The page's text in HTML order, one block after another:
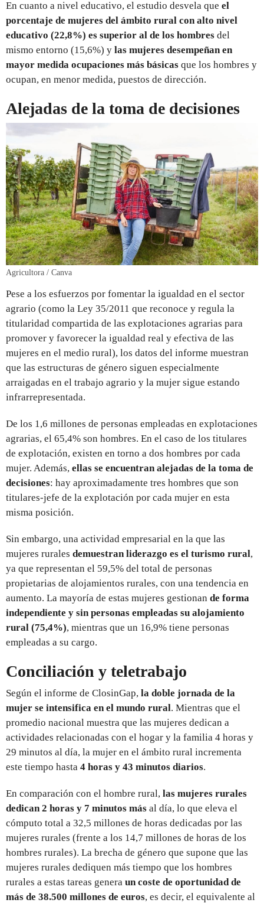
En cuanto a nivel educativo, el estudio desvela que el
porcentaje de mujeres del ámbito rural con alto nivel
educativo (22,8%) es superior al de los hombres del
mismo entorno (15,6%) y las mujeres desempeñan en
mayor medida ocupaciones más básicas que los hombres y
ocupan, en menor medida, puestos de dirección.
Alejadas de la toma de decisiones
Agricultora / Canva
Pese a los esfuerzos por fomentar la igualdad en el sector
agrario (como la Ley 35/2011 que reconoce y regula la
titularidad compartida de las explotaciones agrarias para
promover y favorecer la igualdad real y efectiva de las
mujeres en el medio rural), los datos del informe muestran
que las estructuras de género siguen especialmente
arraigadas en el trabajo agrario y la mujer sigue estando
infrarrepresentada.
De los 1,6 millones de personas empleadas en explotaciones
agrarias, el 65,4% son hombres. En el caso de los titulares
de explotación, existen en torno a dos hombres por cada
mujer. Además, ellas se encuentran alejadas de la toma de
decisiones: hay aproximadamente tres hombres que son
titulares-jefe de la explotación por cada mujer en esta
misma posición.
Sin embargo, una actividad empresarial en la que las
mujeres rurales demuestran liderazgo es el turismo rural,
ya que representan el 59,5% del total de personas
propietarias de alojamientos rurales, con una tendencia en
aumento. La mayoría de estas mujeres gestionan de forma
independiente y sin personas empleadas su alojamiento
rural (75,4%), mientras que un 16,9% tiene personas
empleadas a su cargo.
Conciliación y teletrabajo
Según el informe de ClosinGap, la doble jornada de la
mujer se intensifica en el mundo rural. Mientras que el
promedio nacional muestra que las mujeres dedican a
actividades relacionadas con el hogar y la familia 4 horas y
29 minutos al día, la mujer en el ámbito rural incrementa
este tiempo hasta 4 horas y 43 minutos diarios.
En comparación con el hombre rural, las mujeres rurales
dedican 2 horas y 7 minutos más al día, lo que eleva el
cómputo total a 32,5 millones de horas dedicadas por las
mujeres rurales (frente a los 14,7 millones de horas de los
hombres rurales). La brecha de género que supone que las
mujeres rurales dediquen más tiempo que los hombres
rurales a estas tareas genera un coste de oportunidad de
más de 38.500 millones de euros, es decir, el equivalente al